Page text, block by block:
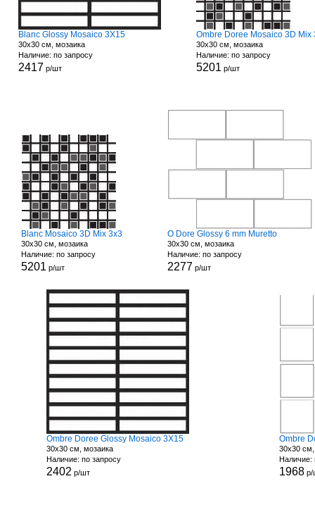
Blanc Glossy Mosaico 3X15
30x30 см, мозаика
Наличие: по запросу
2417 р/шт
Ombre Doree Mosaico 3D Mix
30x30 см, мозаика
Наличие: по запросу
5201 р/шт
Blanc Mosaico 3D Mix 3x3
30x30 см, мозаика
Наличие: по запросу
5201 р/шт
O Dore Glossy 6 mm Muretto
30x30 см, мозаика
Наличие: по запросу
2277 р/шт
Ombre Doree Glossy Mosaico 3X15
30x30 см, мозаика
Наличие: по запросу
2402 р/шт
Ombre
30x30
Наличие:
1968 р/